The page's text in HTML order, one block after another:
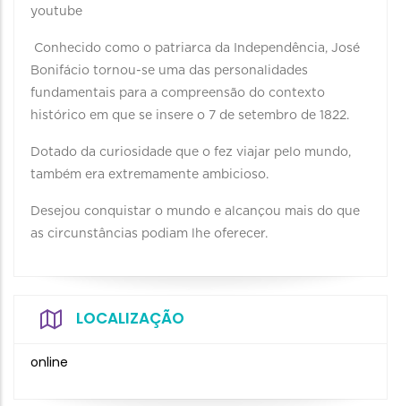
youtube
Conhecido como o patriarca da Independência, José
Bonifácio tornou-se uma das personalidades
fundamentais para a compreensão do contexto
histórico em que se insere o 7 de setembro de 1822.
Dotado da curiosidade que o fez viajar pelo mundo,
também era extremamente ambicioso.
Desejou conquistar o mundo e alcançou mais do que
as circunstâncias podiam lhe oferecer.
LOCALIZAÇÃO
online